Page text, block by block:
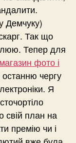
Демчуку)
Так що
Тепер для
фото і
останню чергу
Я
свій план на
премію чи і